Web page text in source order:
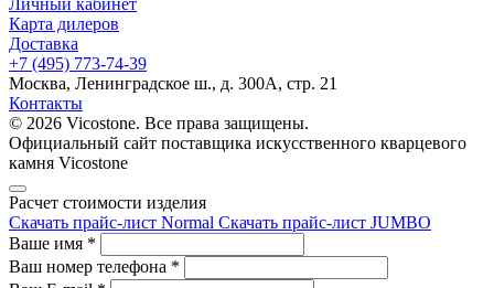
Личный кабинет
Карта дилеров
Доставка
+7 (495) 773-74-39
Москва, Ленинградское ш., д. 300А, стр. 21
Контакты
© 2026 Vicostone. Все права защищены.
Официальный сайт поставщика искусственного кварцевого
камня Vicostone
Расчет стоимости изделия
Скачать прайс-лист Normal Скачать прайс-лист JUMBO
Ваше имя *
Ваш номер телефона *